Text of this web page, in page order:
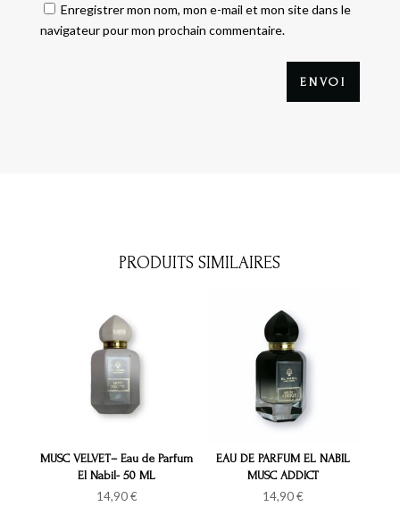
Enregistrer mon nom, mon e-mail et mon site dans le
navigateur pour mon prochain commentaire.
ENVOI
PRODUITS SIMILAIRES
MUSC VELVET– Eau de Parfum
El Nabil- 50 ML
14,90€
EAU DE PARFUM EL NABIL
MUSC ADDICT
14,90€